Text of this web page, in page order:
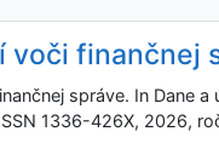
voči finančnej
správe. In Dane a
1336-426X, 2026,